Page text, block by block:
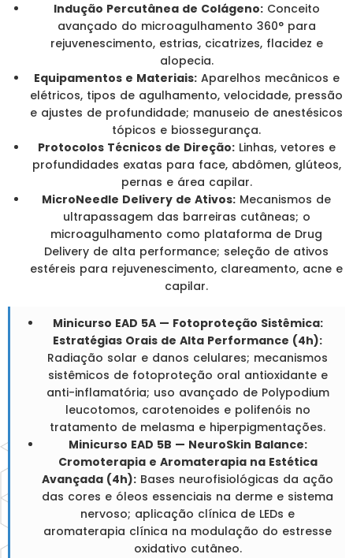
Indução Percutânea de Colágeno:Conceito
avançado do microagulhamento 360° para
rejuvenescimento, estrias, cicatrizes, flacidez e
alopecia.
Equipamentos e Materiais:Aparelhos mecânicos e
elétricos, tipos de agulhamento, velocidade, pressão
e ajustes de profundidade; manuseio de anestésicos
tópicos e biossegurança.
Protocolos Técnicos de Direção:Linhas, vetores e
profundidades exatas para face, abdômen, glúteos,
pernas e área capilar.
MicroNeedle Delivery de Ativos: Mecanismos de
ultrapassagem das barreiras cutâneas; o
microagulhamento como plataforma de Drug
Delivery de alta performance; seleção de ativos
estéreis para rejuvenescimento, clareamento, acne e
capilar.
Minicurso EAD 5A — Fotoproteção Sistêmica:
Estratégias Orais de Alta Performance (4h):
Radiação solar e danos celulares; mecanismos
sistêmicos de fotoproteção oral antioxidante e
anti-inflamatória; uso avançado de Polypodium
leucotomos, carotenoides e polifenóis no
tratamento de melasma e hiperpigmentações.
Minicurso EAD 5B — NeuroSkin Balance:
Cromoterapia e Aromaterapia na Estética
Avançada (4h): Bases neurofisiológicas da ação
das cores e óleos essenciais na derme e sistema
nervoso; aplicação clínica de LEDs e
aromaterapia clínica na modulação do estresse
oxidativo cutâneo.